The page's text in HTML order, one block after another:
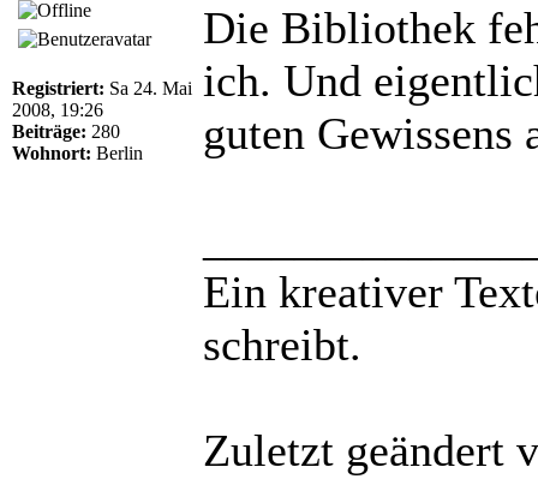
Registriert: Sa 24. Mai
2008, 19:26
Beiträge: 280
Wohnort: Berlin
Die Bibliothek
ich. Und
guten Gewissens
Ein kreativer
schreibt.
Zuletzt geändert